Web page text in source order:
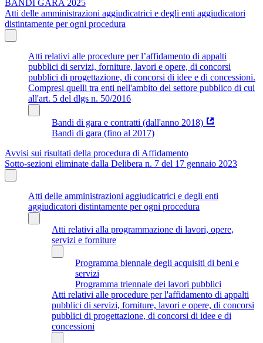
BANDI GARA 2025
Atti delle amministrazioni aggiudicatrici e degli enti aggiudicatori
distintamente per ogni procedura
Atti relativi alle procedure per l’affidamento di appalti
pubblici di servizi, forniture, lavori e opere, di concorsi
pubblici di progettazione, di concorsi di idee e di concessioni.
Compresi quelli tra enti nell'ambito del settore pubblico di cui
all'art. 5 del dlgs n. 50/2016
Bandi di gara e contratti (dall'anno 2018)
Bandi di gara (fino al 2017)
Avvisi sui risultati della procedura di Affidamento
Sotto-sezioni eliminate dalla Delibera n. 7 del 17 gennaio 2023
Atti delle amministrazioni aggiudicatrici e degli enti
aggiudicatori distintamente per ogni procedura
Atti relativi alla programmazione di lavori, opere,
servizi e forniture
Programma biennale degli acquisiti di beni e
servizi
Programma triennale dei lavori pubblici
Atti relativi alle procedure per l'affidamento di appalti
pubblici di servizi, forniture, lavori e opere, di concorsi
pubblici di progettazione, di concorsi di idee e di
concessioni